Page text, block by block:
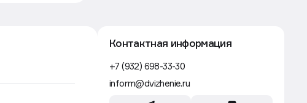
Движение
Застройщиков Москвы могут
обязать оборудовать дворы